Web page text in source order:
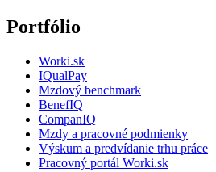
Portfólio
Worki.sk
IQualPay
Mzdový benchmark
BenefIQ
CompanIQ
Mzdy a pracovné podmienky
Výskum a predvídanie trhu práce
Pracovný portál Worki.sk